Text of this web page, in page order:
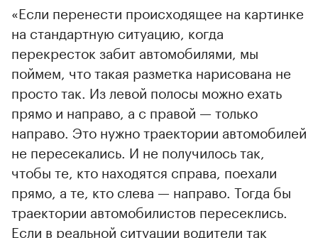
«Если перенести происходящее на картинке
на стандартную ситуацию, когда
перекресток забит автомобилями, мы
поймем, что такая разметка нарисована не
просто так. Из левой полосы можно ехать
прямо и направо, а с правой — только
направо. Это нужно траектории автомобилей
не пересекались. И не получилось так,
чтобы те, кто находятся справа, поехали
прямо, а те, кто слева — направо. Тогда бы
траектории автомобилистов пересеклись.
Если в реальной ситуации водители так